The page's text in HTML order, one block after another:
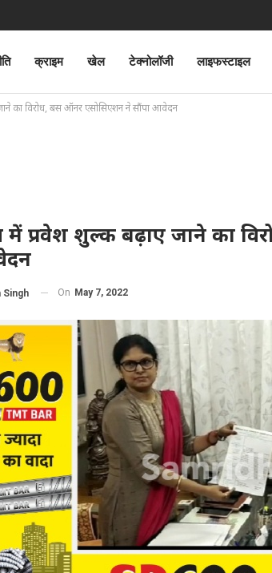
क्राइम खेल टेक्नोलॉजी लाइफस्टाइल
का विरोध, बस ऑनर एसोसिएशन ने सौंपा आवेदन
में प्रवेश शुल्क बढ़ाए जाने का
Singh On May 7, 2022